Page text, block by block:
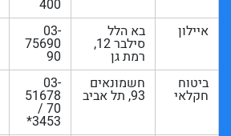
400
איילון בא הלל
סילבר 12,
רמת גן
03-
75690
90
ביטוח
חקלאי
חשמונאים
93, תל אביב
03-
51678
70 /
3453*